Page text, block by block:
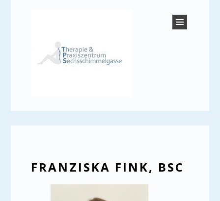
FRANZISKA FINK, BSC